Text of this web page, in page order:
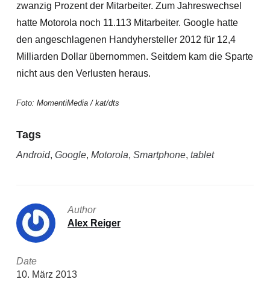
zwanzig Prozent der Mitarbeiter. Zum Jahreswechsel
hatte Motorola noch 11.113 Mitarbeiter. Google hatte
den angeschlagenen Handyhersteller 2012 für 12,4
Milliarden Dollar übernommen. Seitdem kam die Sparte
nicht aus den Verlusten heraus.
Foto: MomentiMedia / kat/dts
Tags
Android, Google, Motorola, Smartphone, tablet
Author
Alex Reiger
Date
10. März 2013